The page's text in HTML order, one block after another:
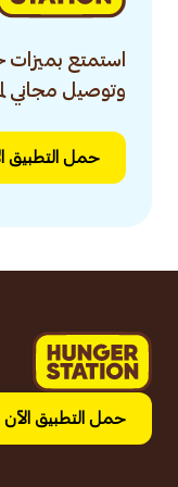
استمتع
وتوصيل مجاني
حمل التطبيق
حمل التطبيق الآن